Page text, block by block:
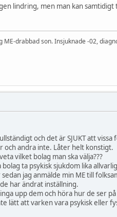
lindring, men man kan
ME-drabbad son. Insjuknade -02,
och det är SJUKT att vissa
och andra inte. Låter helt konstigt.
vilket bolag man ska välja???
bolag ta psykisk sjukdom lika
jag anmälde min ME till
har ändrat inställning.
upp dem och höra hur de ser
lätt att varken vara psykisk eller